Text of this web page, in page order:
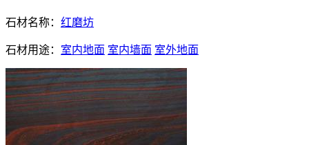
石材名称： 红磨坊
石材用途： 室内地面 室内墙面 室外地面